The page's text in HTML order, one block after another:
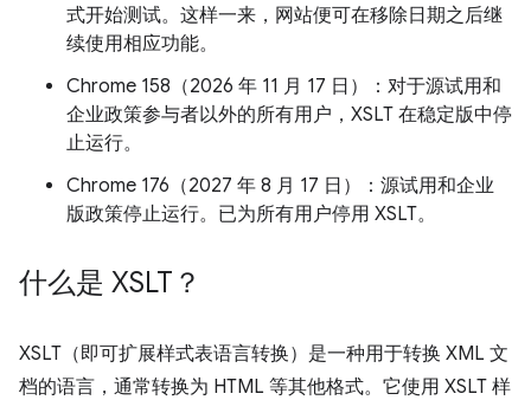
式开始测试。这样一来，网站便可在移除日期之后继
续使用相应功能。
Chrome 158（2026 年 11 月 17 日）：对于源试用和
企业政策参与者以外的所有用户，XSLT 在稳定版中停
止运行。
Chrome 176（2027 年 8 月 17 日）：源试用和企业
版政策停止运行。已为所有用户停用 XSLT。
什么是 XSLT？
XSLT（即可扩展样式表语言转换）是一种用于转换 XML 文
档的语言，通常转换为 HTML 等其他格式。它使用 XSLT 样